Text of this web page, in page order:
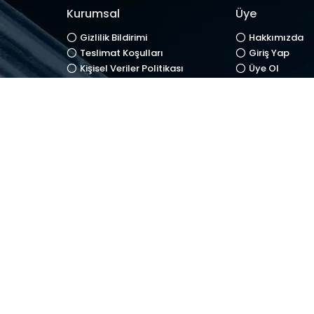
Kurumsal
Gizlilik Bildirimi
Teslimat Koşulları
Kişisel Veriler Politikası
Üye
Hakkımızda
Giriş Yap
Üye Ol